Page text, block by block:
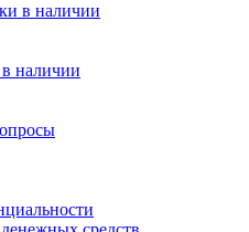
в наличии
в наличии